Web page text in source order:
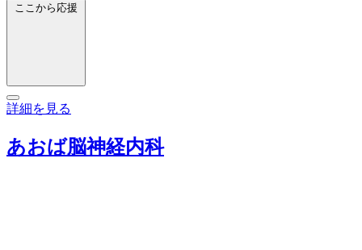
ここから応援
詳細を見る
あおば脳神経内科